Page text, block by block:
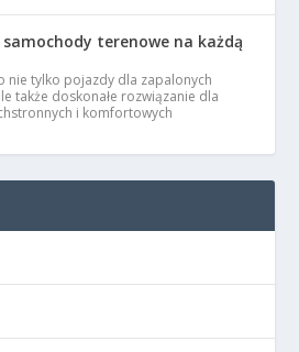
samochody terenowe na każdą
nie tylko pojazdy dla zapalonych
także doskonałe rozwiązanie dla
i komfortowych